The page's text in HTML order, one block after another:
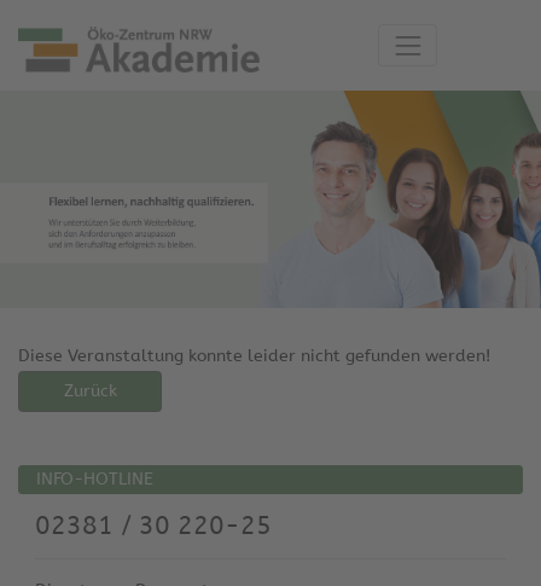
Diese Veranstaltung konnte leider nicht gefunden werden!
Zurück
INFO-HOTLINE
02381 / 30 220-25